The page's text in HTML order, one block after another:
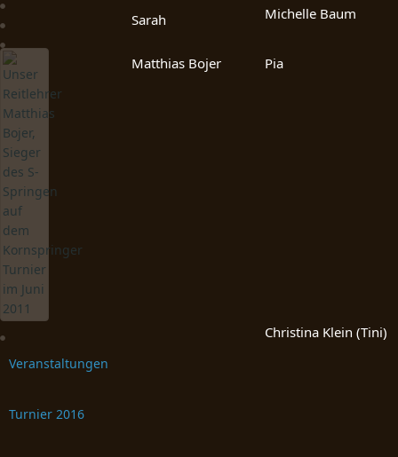
Michelle Baum
Sarah
Pia
Matthias Bojer
Christina Klein (Tini)
Veranstaltungen
Turnier 2016